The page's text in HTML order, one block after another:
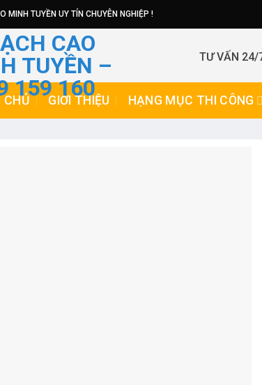
MINH TUYỀN UY TÍN CHUYÊN NGHIỆP !
TƯ VẤN 24/
CHỦ GIỚI THIỆU HẠNG MỤC THI CÔNG